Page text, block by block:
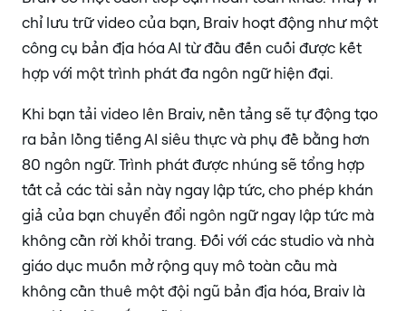
chỉ lưu trữ video của bạn, Braiv hoạt động như một
công cụ bản địa hóa AI từ đầu đến cuối được kết
hợp với một trình phát đa ngôn ngữ hiện đại.
Khi bạn tải video lên Braiv, nền tảng sẽ tự động tạo
ra bản lồng tiếng AI siêu thực và phụ đề bằng hơn
80 ngôn ngữ. Trình phát được nhúng sẽ tổng hợp
tất cả các tài sản này ngay lập tức, cho phép khán
giả của bạn chuyển đổi ngôn ngữ ngay lập tức mà
không cần rời khỏi trang. Đối với các studio và nhà
giáo dục muốn mở rộng quy mô toàn cầu mà
không cần thuê một đội ngũ bản địa hóa, Braiv là